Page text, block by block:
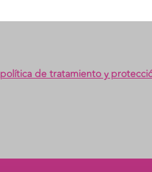
política de tratamiento y